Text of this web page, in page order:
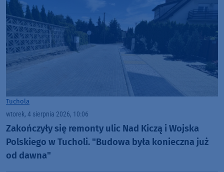
Tuchola
wtorek, 4 sierpnia 2026, 10:06
Zakończyły się remonty ulic Nad Kiczą i Wojska
Polskiego w Tucholi. "Budowa była konieczna już
od dawna"